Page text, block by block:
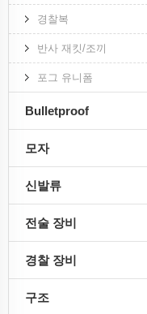
경찰복
반사 재킷/조끼
포그 유니폼
Bulletproof
모자
신발류
전술 장비
경찰 장비
구조